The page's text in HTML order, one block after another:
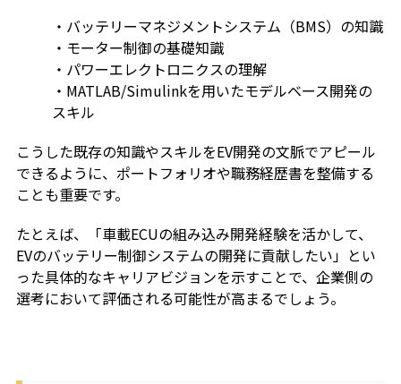
・バッテリーマネジメントシステム（BMS）の知識
・モーター制御の基礎知識
・パワーエレクトロニクスの理解
・MATLAB/Simulinkを用いたモデルベース開発の
スキル
こうした既存の知識やスキルをEV開発の文脈でアピール
できるように、ポートフォリオや職務経歴書を整備する
ことも重要です。
たとえば、「車載ECUの組み込み開発経験を活かして、
EVのバッテリー制御システムの開発に貢献したい」とい
った具体的なキャリアビジョンを示すことで、企業側の
選考において評価される可能性が高まるでしょう。